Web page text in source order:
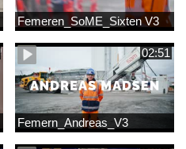
Femeren_SoME_Sixten V3
02:51
Femern_Andreas_V3